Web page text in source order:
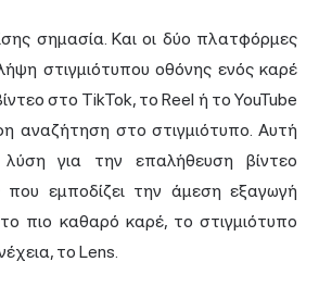
σημασία. Και οι δύο πλατφόρμες
στιγμιότυπου οθόνης ενός καρέ
στο TikTok, το Reel ή το YouTube
αναζήτηση στο στιγμιότυπο. Αυτή
για την επαλήθευση βίντεο
εμποδίζει την άμεση εξαγωγή
το πιο καθαρό καρέ, το στιγμιότυπο
το Lens.